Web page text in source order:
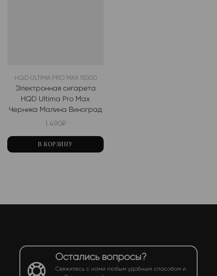
HQD ULTIMA PRO MAX 15000
Электронная сигарета
HQD Ultima Pro Max
Черника Малина Виноград
1 490₽
В КОРЗИНУ
Остались вопросы?
Свяжитесь с нами любым удобным способом и